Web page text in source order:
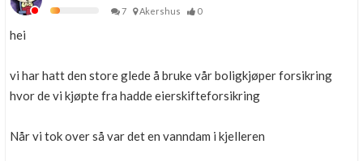
7
Akershus 0
hei
vi har hatt den store glede å bruke vår boligkjøper forsikring
hvor de vi kjøpte fra hadde eierskifteforsikring
Når vi tok over så var det en vanndam i kjelleren